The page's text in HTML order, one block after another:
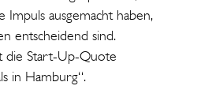
Impuls ausgemacht haben,
entscheidend sind.
die Start-Up-Quote
in Hamburg“.